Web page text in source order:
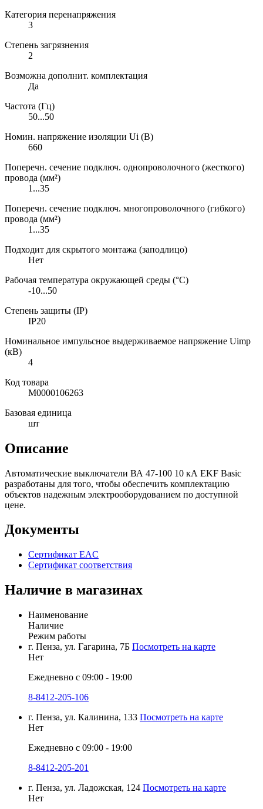
Категория перенапряжения
3
Степень загрязнения
2
Возможна дополнит. комплектация
Да
Частота (Гц)
50...50
Номин. напряжение изоляции Ui (В)
660
Поперечн. сечение подключ. однопроволочного (жесткого)
провода (мм²)
1...35
Поперечн. сечение подключ. многопроволочного (гибкого)
провода (мм²)
1...35
Подходит для скрытого монтажа (заподлицо)
Нет
Рабочая температура окружающей среды (°C)
-10...50
Степень защиты (IP)
IP20
Номинальное импульсное выдерживаемое напряжение Uimp
(кВ)
4
Код товара
М0000106263
Базовая единица
шт
Описание
Автоматические выключатели ВА 47-100 10 кА EKF Basic
разработаны для того, чтобы обеспечить комплектацию
объектов надежным электрооборудованием по доступной
цене.
Документы
Сертификат EAC
Сертификат соответствия
Наличие в магазинах
Наименование
Наличие
Режим работы
г. Пенза, ул. Гагарина, 7Б Посмотреть на карте
Нет
Ежедневно с 09:00 - 19:00
8-8412-205-106
г. Пенза, ул. Калинина, 133 Посмотреть на карте
Нет
Ежедневно с 09:00 - 19:00
8-8412-205-201
г. Пенза, ул. Ладожская, 124 Посмотреть на карте
Нет